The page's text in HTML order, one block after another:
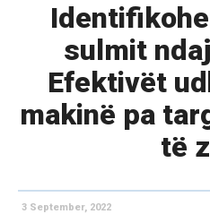
sulmit
Efektivët
makinë pa
të
3 September, 2022